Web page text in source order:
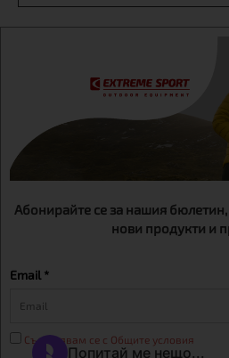
Абонирайте се за нашия бюлетин,
нови продукти и
Email *
Съгласявам се с Общите условия
гр. София, Овча купел, ул.692,